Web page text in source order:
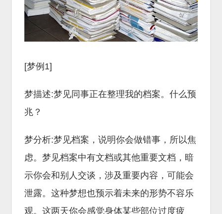
[梦例1]
梦描述:梦见同事正在整理我的档案。什么预
兆？
梦分析:梦见档案，说明你会做错事，所以焦
虑。梦见档案中有文档或其他重要文档，暗
示你会和别人交谈，涉及重要内容，可能会
泄露。这种梦想也预示着未来的形势不容乐
观。这两天你会感觉身体某些部位过度疲